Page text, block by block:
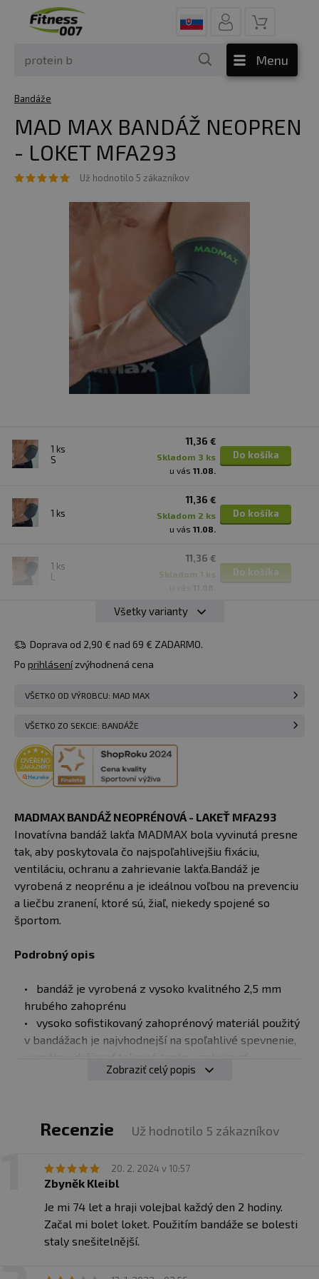
Menu
Bandáže
MAD MAX BANDÁŽ NEOPREN
- LOKET MFA293
Už hodnotilo 5 zákazníkov
1 ks
S
11,36 €
skladom 3 ks
u vás 11.08.
Do košíka
1 ks
11,36 €
skladom 2 ks
u vás 11.08.
Do košíka
1 ks
L
11,36 €
skladom 1 ks
Do košíka
11,36 €
u vás11.08.
XXL
Všetky varianty
Doprava od 2,90 € nad 69 € ZADARMO.
Po prihlásenízvýhodnená cena
VŠETKO OD VÝROBCU: MAD MAX
VŠETKO ZO SEKCIE: BANDÁŽE
MADMAX BANDÁŽ NEOPRÉNOVÁ - LAKEŤ MFA293
Inovatívna bandáž lakťa MADMAX bola vyvinutá presne
tak, aby poskytovala čo najspoľahlivejšiu fixáciu,
ventiláciu, ochranu a zahrievanie lakťa.Bandáž je
vyrobená z neoprénu a je ideálnou voľbou na prevenciu
a liečbu zranení, ktoré sú, žiaľ, niekedy spojené so
športom.
Podrobný opis
bandáž je vyrobená z vysoko kvalitného 2,5 mm
hrubého zahoprénu
vysoko sofistikovaný zahoprénový materiál použitý
v bandážach je najvhodnejší na spoľahlivé spevnenie,
postihnuté miesto
proces samoliečby ľudského tela
pri nosení bandáže sa nemusíte obávať
nadmerného potenia pokožky pod ňou
špeciálne tvarovanie podľa lakťového kĺbu
umožňuje dokonalý pohyb bez akýchkoľvek
obmedzení.
Zobraziť celý popis
Recenzie Už hodnotilo 5 zákazníkov
20. 2. 2024 v 10:57
Zbyněk Kleibl
Je mi 74 let a hraji volejbal každý den 2 hodiny.
Začal mi bolet loket. Použitím bandáže se bolesti
staly snešitelnější.